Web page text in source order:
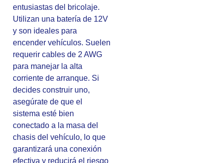
entusiastas del bricolaje.
Utilizan una batería de 12V
y son ideales para
encender vehículos. Suelen
requerir cables de 2 AWG
para manejar la alta
corriente de arranque. Si
decides construir uno,
asegúrate de que el
sistema esté bien
conectado a la masa del
chasis del vehículo, lo que
garantizará una conexión
efectiva y reducirá el riesgo